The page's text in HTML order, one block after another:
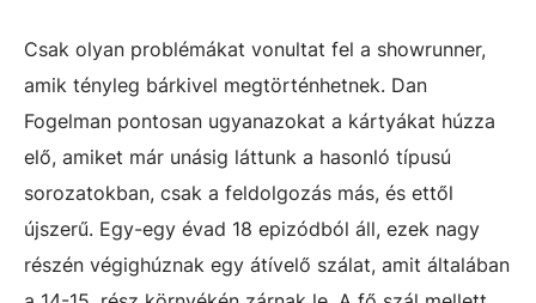
Csak olyan problémákat vonultat fel a showrunner,
amik tényleg bárkivel megtörténhetnek. Dan
Fogelman pontosan ugyanazokat a kártyákat húzza
elő, amiket már unásig láttunk a hasonló típusú
sorozatokban, csak a feldolgozás más, és ettől
újszerű. Egy-egy évad 18 epizódból áll, ezek nagy
részén végighúznak egy átívelő szálat, amit általában